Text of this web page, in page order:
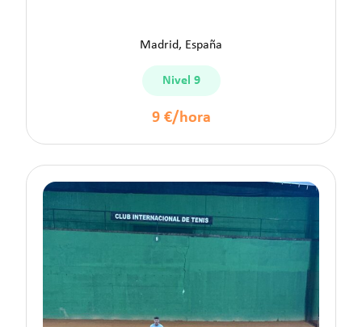
Madrid, España
Nivel 9
9 €/hora